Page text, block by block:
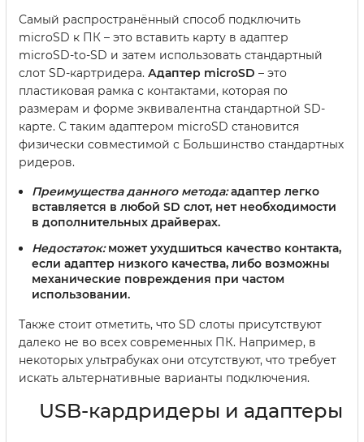
Самый распространённый способ подключить
microSD к ПК – это вставить карту в адаптер
microSD-to-SD и затем использовать стандартный
слот SD-картридера. Адаптер microSD – это
пластиковая рамка с контактами, которая по
размерам и форме эквивалентна стандартной SD-
карте. С таким адаптером microSD становится
физически совместимой с Большинство стандартных
ридеров.
Преимущества данного метода:адаптер легко
вставляется в любой SD слот, нет необходимости
в дополнительных драйверах.
Недостаток:может ухудшиться качество контакта,
если адаптер низкого качества, либо возможны
механические повреждения при частом
использовании.
Также стоит отметить, что SD слоты присутствуют
далеко не во всех современных ПК. Например, в
некоторых ультрабуках они отсутствуют, что требует
искать альтернативные варианты подключения.
USB-кардридеры и адаптеры